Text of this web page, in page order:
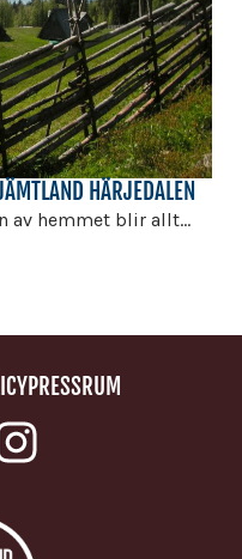
HÄRJEDALEN
av hemmet blir allt...
PRESSRUM